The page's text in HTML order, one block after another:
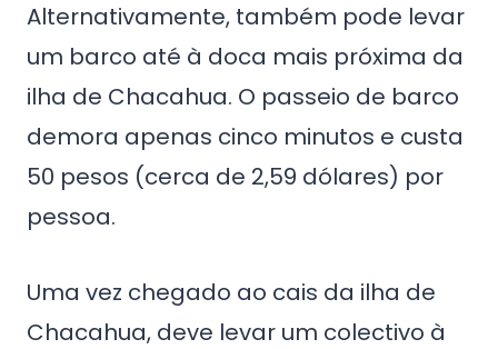
Alternativamente, também pode levar
um barco até à doca mais próxima da
ilha de Chacahua. O passeio de barco
demora apenas cinco minutos e custa
50 pesos (cerca de 2,59 dólares) por
pessoa.
Uma vez chegado ao cais da ilha de
Chacahua, deve levar um colectivo à